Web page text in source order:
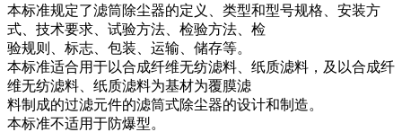
本标准规定了滤筒除尘器的定义、类型和型号规格、安装方
式、技术要求、试验方法、检验方法、检
验规则、标志、包装、运输、储存等。
本标准适合用于以合成纤维无纺滤料、纸质滤料，及以合成纤
维无纺滤料、纸质滤料为基材为覆膜滤
料制成的过滤元件的滤筒式除尘器的设计和制造。
本标准不适用于防爆型。